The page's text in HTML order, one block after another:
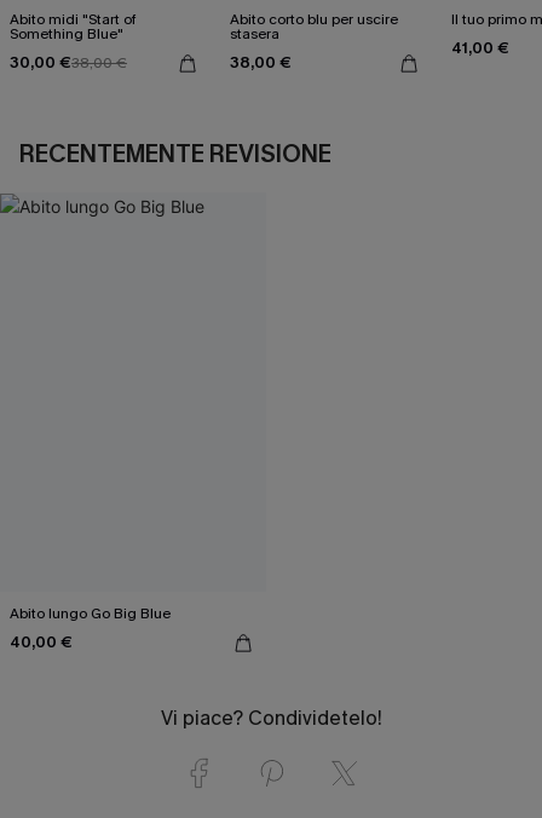
Abito midi "Start of
Something Blue"
30,00 €38,00 €
Abito corto blu per uscire
stasera
38,00 €
Il tuo primo
41,00 €
RECENTEMENTE REVISIONE
Abito lungo Go Big Blue
40,00 €
Vi piace? Condividetelo!